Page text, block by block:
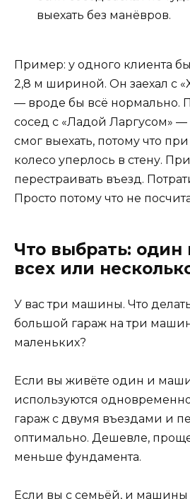
выехать без манёвров.
Пример: у одного клиента
2,8 м шириной. Он заехал с
— вроде бы всё нормально.
сосед с «Ладой Ларгусом» —
смог выехать, потому что
колесо уперлось в стену.
перестраивать въезд.
Просто потому что не
Что выбрать: один
всех или
У вас три машины. Что
большой гараж на три
маленьких?
Если вы живёте один и
используются
гараж с двумя въездами и
оптимально. Дешевле,
меньше фундамента.
Если вы с семьёй, и машины